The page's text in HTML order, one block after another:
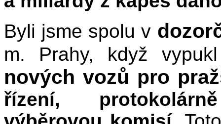
Byli jsme spolu v
m. Prahy, když
nových vozů pro
řízení,